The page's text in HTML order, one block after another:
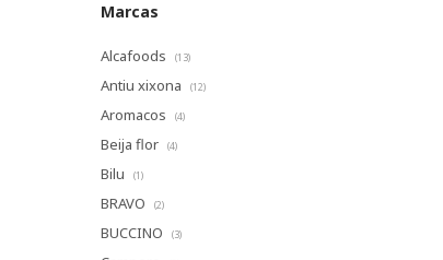
Marcas
Alcafoods (13)
Antiu xixona (12)
Aromacos (4)
Beija flor (4)
Bilu (1)
BRAVO (2)
BUCCINO (3)